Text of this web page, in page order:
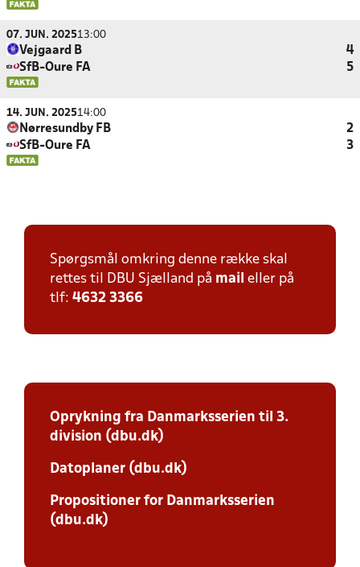
07. JUN. 202513:00
Vejgaard B
4
SfB-Oure FA
5
14. JUN. 202514:00
Nørresundby FB
2
SfB-Oure FA
3
Spørgsmål omkring denne række skal
rettes til DBU Sjælland på mail eller på
tlf: 4632 3366
Oprykning fra Danmarksserien til 3.
division (dbu.dk)
Datoplaner (dbu.dk)
Propositioner for Danmarksserien
(dbu.dk)